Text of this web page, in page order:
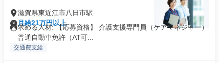
滋賀県東近江市八日市駅
月給21万円以上
求める人材: 【応募資格】 介護支援専門員（ケアマネジャー）
普通自動車免許（AT可...
交通費支給